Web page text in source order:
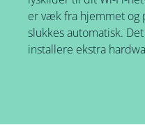
er væk fra hjemmet og
slukkes automatisk.
installere ekstra